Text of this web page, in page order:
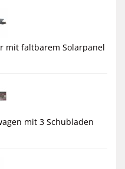
mit faltbarem Solarpanel
mit 3 Schubladen